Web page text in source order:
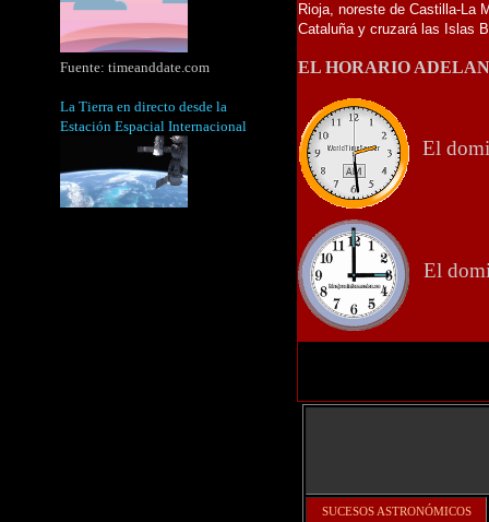
Rioja, noreste de Castilla-La
Cataluña y cruzará las Islas
EL HORARIO
El
El
SUCESOS ASTRONÓMICOS
Fuente: timeanddate.com
La Tierra en directo desde la
Estación Espacial Internacional